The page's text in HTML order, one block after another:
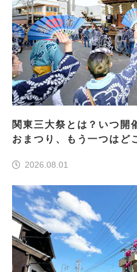
関東三大祭とは？いつ開
おまつり、もう一つはど
2026.08.01